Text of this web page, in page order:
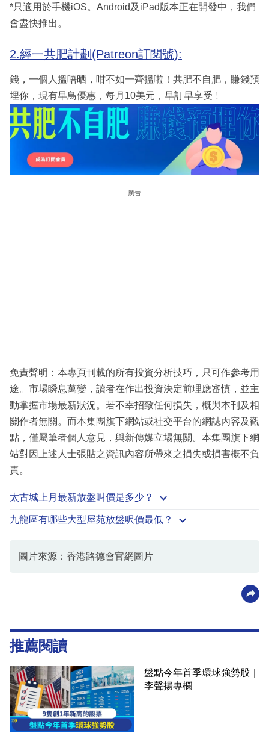
*只適用於手機iOS。Android及iPad版本正在開發中，我們
會盡快推出。
2.經一共肥計劃(Patreon訂閱號):
錢，一個人搵唔晒，咁不如一齊搵啦！共肥不自肥，賺錢預
埋你，現有早鳥優惠，每月10美元，早訂早享受﹗
廣告
免責聲明：本專頁刊載的所有投資分析技巧，只可作參考用
途。市場瞬息萬變，讀者在作出投資決定前理應審慎，並主
動掌握市場最新狀況。若不幸招致任何損失，概與本刊及相
關作者無關。而本集團旗下網站或社交平台的網誌內容及觀
點，僅屬筆者個人意見，與新傳媒立場無關。本集團旗下網
站對因上述人士張貼之資訊內容所帶來之損失或損害概不負
責。
太古城上月最新放盤叫價是多少？
九龍區有哪些大型屋苑放盤呎價最低？
圖片來源：香港路德會官網圖片
推薦閱讀
盤點今年首季環球強勢股｜
李聲揚專欄